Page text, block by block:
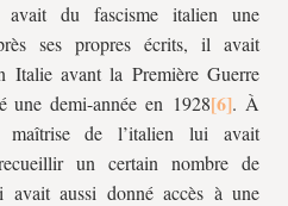
du fascisme italien une
ses propres écrits, il avait
Italie avant la Première Guerre
une demi-année en 1928
. À
maîtrise de l’italien lui avait
un certain nombre de
avait aussi donné accès à une